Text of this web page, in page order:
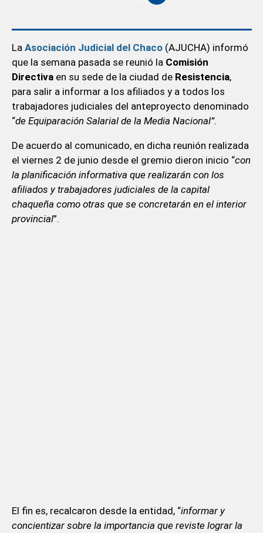
La Asociación Judicial del Chaco(AJUCHA) informó
que la semana pasada se reunió la Comisión
Directivaen su sede de la ciudad de Resistencia,
para salir a informar a los afiliados y a todos los
trabajadores judiciales del anteproyecto denominado
“de Equiparación Salarial de la Media Nacional”.
De acuerdo al comunicado, en dicha reunión realizada
el viernes 2 de junio desde el gremio dieron inicio “con
la planificación informativa que realizarán con los
afiliados y trabajadores judiciales de la capital
chaqueña como otras que se concretarán en el interior
provincial”.
El fin es, recalcaron desde la entidad, “informar y
concientizar sobre la importancia que reviste lograr la